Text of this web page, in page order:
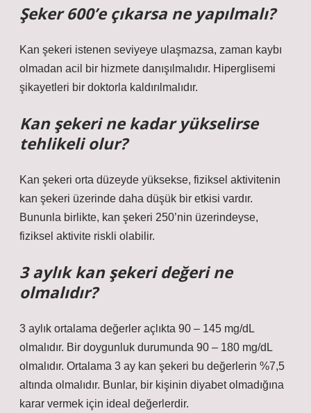
Şeker 600’e çıkarsa ne yapılmalı?
Kan şekeri istenen seviyeye ulaşmazsa, zaman kaybı
olmadan acil bir hizmete danışılmalıdır. Hiperglisemi
şikayetleri bir doktorla kaldırılmalıdır.
Kan şekeri ne kadar yükselirse
tehlikeli olur?
Kan şekeri orta düzeyde yüksekse, fiziksel aktivitenin
kan şekeri üzerinde daha düşük bir etkisi vardır.
Bununla birlikte, kan şekeri 250’nin üzerindeyse,
fiziksel aktivite riskli olabilir.
3 aylık kan şekeri değeri ne
olmalıdır?
3 aylık ortalama değerler açlıkta 90 – 145 mg/dL
olmalıdır. Bir doygunluk durumunda 90 – 180 mg/dL
olmalıdır. Ortalama 3 ay kan şekeri bu değerlerin %7,5
altında olmalıdır. Bunlar, bir kişinin diyabet olmadığına
karar vermek için ideal değerlerdir.